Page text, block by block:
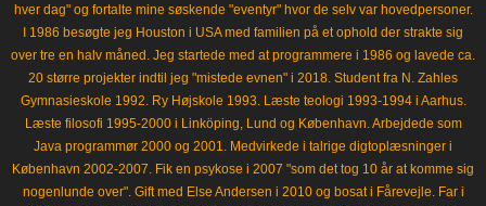
hver dag" og fortalte mine søskende "eventyr" hvor de selv var hovedpersoner.
I 1986 besøgte jeg Houston i USA med familien på et ophold der strakte sig
over tre en halv måned. Jeg startede med at programmere i 1986 og lavede ca.
20 større projekter indtil jeg "mistede evnen" i 2018. Student fra N. Zahles
Gymnasieskole 1992. Ry Højskole 1993. Læste teologi 1993-1994 i Aarhus.
Læste filosofi 1995-2000 i Linköping, Lund og København. Arbejdede som
Java programmør 2000 og 2001. Medvirkede i talrige digtoplæsninger i
København 2002-2007. Fik en psykose i 2007 "som det tog 10 år at komme sig
nogenlunde over". Gift med Else Andersen i 2010 og bosat i Fårevejle. Far i